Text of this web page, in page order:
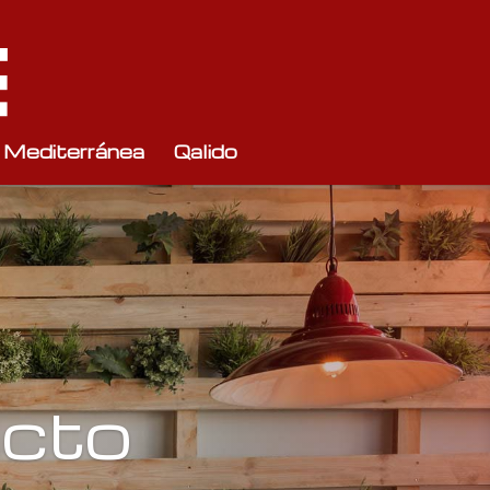
Mediterránea Qalido